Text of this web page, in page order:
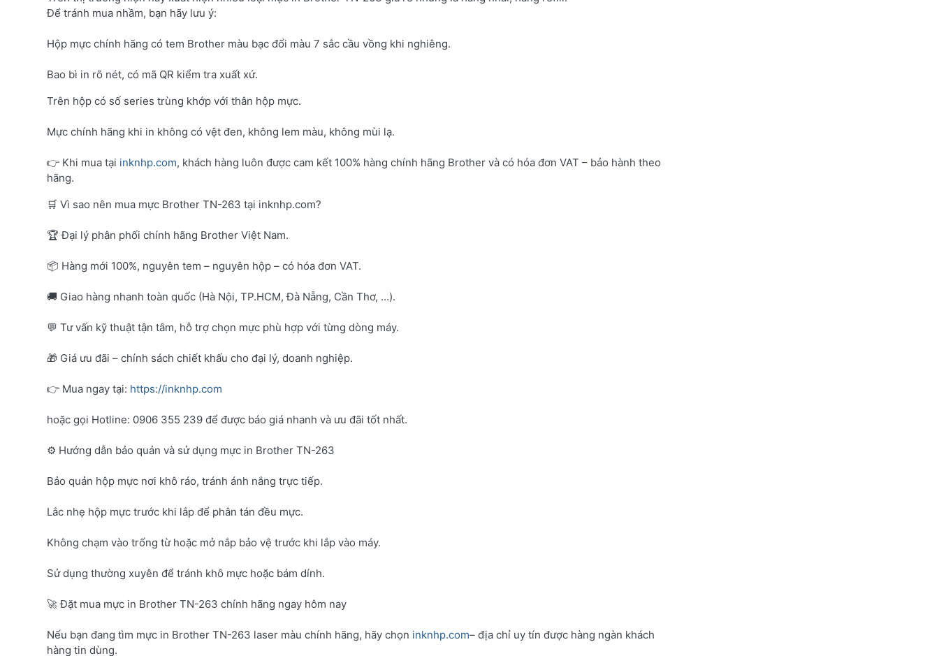
Để tránh mua nhầm, bạn hãy lưu ý:
Hộp mực chính hãng có tem Brother màu bạc đổi màu 7 sắc cầu vồng khi nghiêng.
Bao bì in rõ nét, có mã QR kiểm tra xuất xứ.
Trên hộp có số series trùng khớp với thân hộp mực.
Mực chính hãng khi in không có vệt đen, không lem màu, không mùi lạ.
👉 Khi mua tại inknhp.com, khách hàng luôn được cam kết 100% hàng chính hãng Brother và có hóa đơn VAT – bảo hành theo
hãng.
🛒 Vì sao nên mua mực Brother TN-263 tại inknhp.com?
🏆 Đại lý phân phối chính hãng Brother Việt Nam.
📦 Hàng mới 100%, nguyên tem – nguyên hộp – có hóa đơn VAT.
🚚 Giao hàng nhanh toàn quốc (Hà Nội, TP.HCM, Đà Nẵng, Cần Thơ, …).
💬 Tư vấn kỹ thuật tận tâm, hỗ trợ chọn mực phù hợp với từng dòng máy.
🎁 Giá ưu đãi – chính sách chiết khấu cho đại lý, doanh nghiệp.
👉 Mua ngay tại: https://inknhp.com
hoặc gọi Hotline: 0906 355 239 để được báo giá nhanh và ưu đãi tốt nhất.
⚙️ Hướng dẫn bảo quản và sử dụng mực in Brother TN-263
Bảo quản hộp mực nơi khô ráo, tránh ánh nắng trực tiếp.
Lắc nhẹ hộp mực trước khi lắp để phân tán đều mực.
Không chạm vào trống từ hoặc mở nắp bảo vệ trước khi lắp vào máy.
Sử dụng thường xuyên để tránh khô mực hoặc bám dính.
🚀 Đặt mua mực in Brother TN-263 chính hãng ngay hôm nay
Nếu bạn đang tìm mực in Brother TN-263 laser màu chính hãng, hãy chọn inknhp.com– địa chỉ uy tín được hàng ngàn khách
hàng tin dùng.